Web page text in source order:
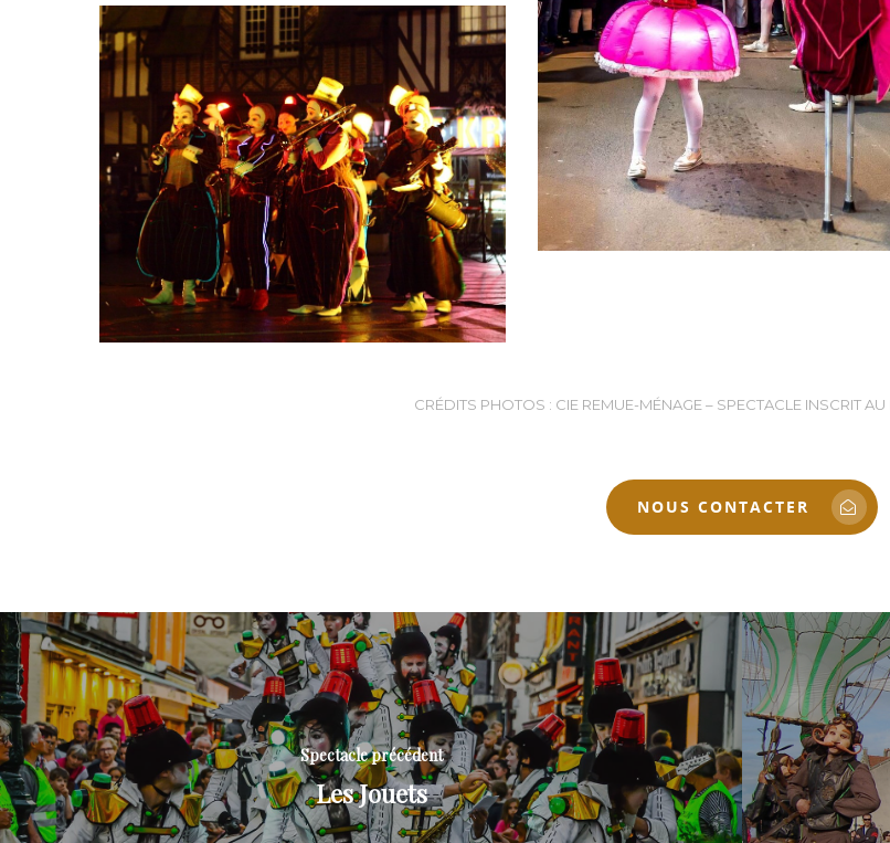
CRÉDITS PHOTOS : CIE REMUE-MÉNAGE – SPECTACLE INSCRIT
NOUS CONTACTER
Spectacle précédent
Les Jouets